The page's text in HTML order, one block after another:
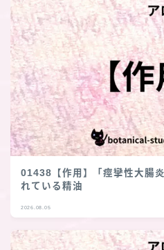
01438【作用】「痙攣性大腸
れている精油
2026.08.05